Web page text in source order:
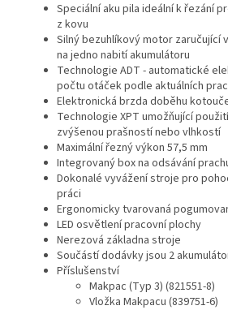
Speciální aku pila ideální k řezání
z kovu
Silný bezuhlíkový motor zaručující
na jedno nabití akumulátoru
Technologie ADT - automatické
počtu otáček podle aktuálních
Elektronická brzda doběhu
Technologie XPT umožňující
zvýšenou prašností nebo vlhkostí
Maximální řezný výkon 57,5 mm
Integrovaný box na odsávání
Dokonalé vyvážení stroje pro
práci
Ergonomicky tvarovaná
LED osvětlení pracovní plochy
Nerezová základna stroje
Součástí dodávky jsou 2
Příslušenství
Makpac (Typ 3) (821551-8)
Vložka Makpacu (839751-6)